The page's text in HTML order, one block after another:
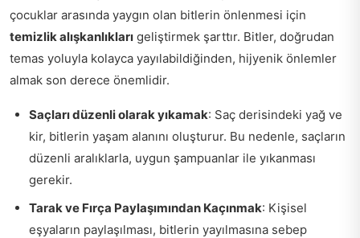
çocuklar arasında yaygın olan bitlerin önlenmesi için
temizlik alışkanlıkları geliştirmek şarttır. Bitler, doğrudan
temas yoluyla kolayca yayılabildiğinden, hijyenik önlemler
almak son derece önemlidir.
Saçları düzenli olarak yıkamak: Saç derisindeki yağ ve
kir, bitlerin yaşam alanını oluşturur. Bu nedenle, saçların
düzenli aralıklarla, uygun şampuanlar ile yıkanması
gerekir.
Tarak ve Fırça Paylaşımından Kaçınmak: Kişisel
eşyaların paylaşılması, bitlerin yayılmasına sebep